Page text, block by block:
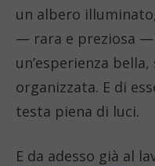
un albero
— rara e preziosa —
un’esperienza
organizzata. E di
testa piena di luci.
E da adesso già al